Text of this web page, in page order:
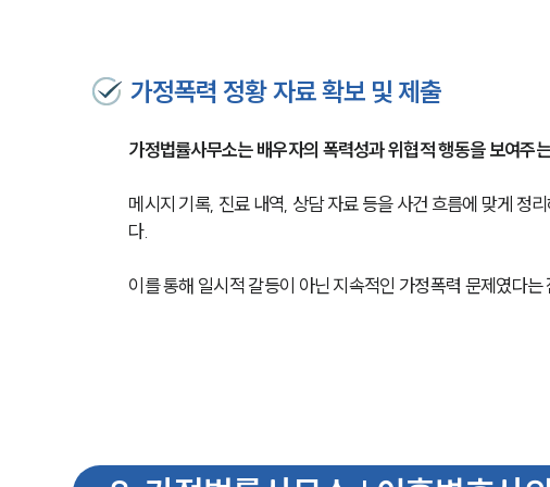
가정폭력 정황 자료 확보 및 제출
가정법률사무소는 배우자의 폭력성과 위협적 행동을 보여주
메시지 기록, 진료 내역, 상담 자료 등을 사건 흐름에 맞게 정
다.
이를 통해 일시적 갈등이 아닌 지속적인 가정폭력 문제였다는